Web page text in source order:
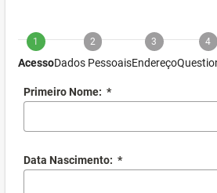
1
Acesso
2
Dados Pessoais
3
Endereço
4
Primeiro Nome: *
Data Nascimento: *